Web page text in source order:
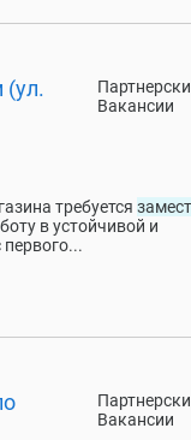
Вакансии
(ул.
требуется
в устойчивой и
Вакансии